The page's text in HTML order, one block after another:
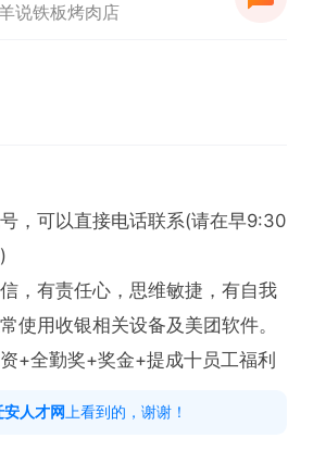
说铁板烤肉店
，可以直接电话联系(请在早9:30
，有责任心，思维敏捷，有自我
使用收银相关设备及美团软件。
+全勤奖+奖金+提成十员工福利
安人才网 上看到的，谢谢！